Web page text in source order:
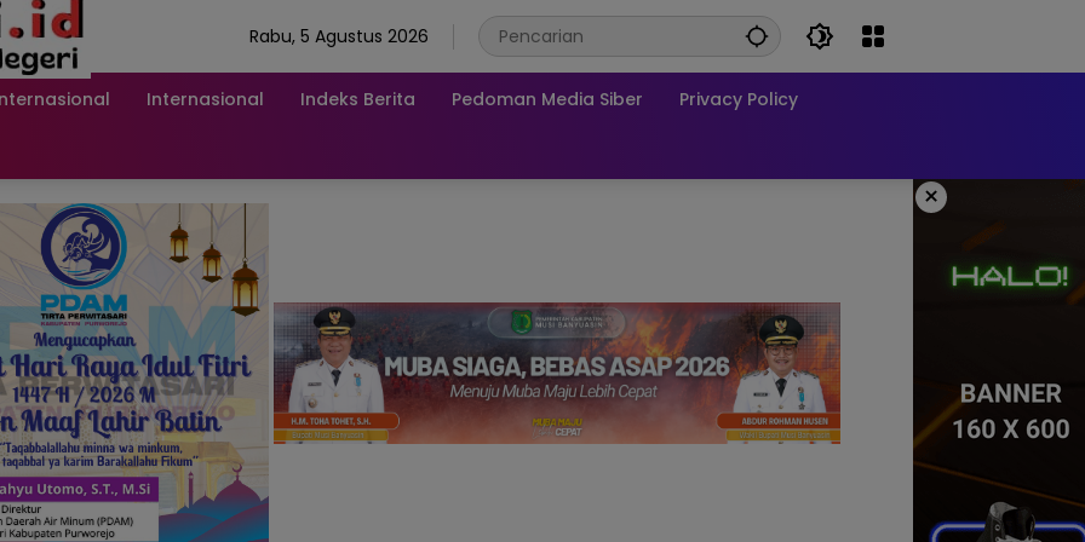
Rabu, 5 Agustus 2026
Internasional Indeks Berita Pedoman Media Siber Privacy Policy
×